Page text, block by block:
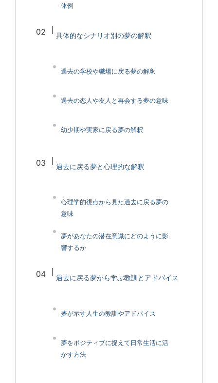
体例
具体的なシナリオ別の夢の解釈
過去の学校や職場に戻る夢の解釈
過去の恋人や友人と再会する夢の意味
幼少期や実家に戻る夢の解釈
過去に戻る夢と心理的な解釈
心理学的視点から見た過去に戻る夢の
意味
夢があなたの潜在意識にどのように影
響するか
過去に戻る夢から学ぶ教訓とアドバイス
夢が示す人生の教訓やアドバイス
夢をポジティブに捉えて日常生活に活
かす方法